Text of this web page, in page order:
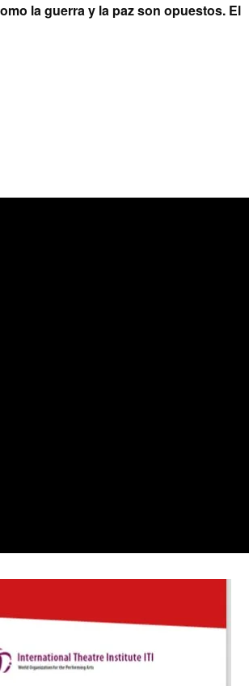
la guerra y la paz son opuestos. El